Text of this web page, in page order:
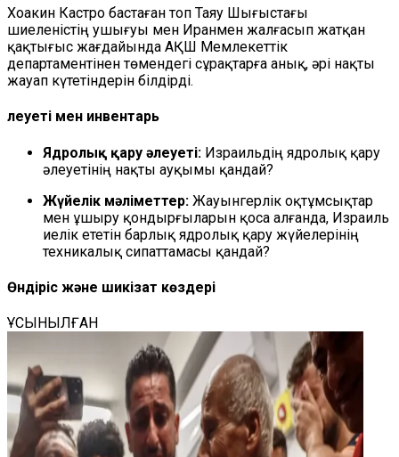
Хоакин Кастро бастаған топ Таяу Шығыстағы
шиеленістің ушығуы мен Иранмен жалғасып жатқан
қақтығыс жағдайында АҚШ Мемлекеттік
департаментінен төмендегі сұрақтарға анық, әрі нақты
жауап күтетіндерін білдірді.
Әлеуеті мен инвентарь
Ядролық қару әлеуеті: Израильдің ядролық қару
әлеуетінің нақты ауқымы қандай?
Жүйелік мәліметтер: Жауынгерлік оқтұмсықтар
мен ұшыру қондырғыларын қоса алғанда, Израиль
иелік ететін барлық ядролық қару жүйелерінің
техникалық сипаттамасы қандай?
Өндіріс және шикізат көздері
ҰСЫНЫЛҒАН